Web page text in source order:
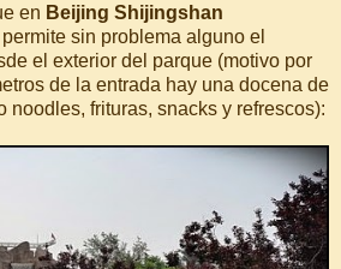
en Beijing Shijingshan
sin problema alguno el
el exterior del parque (motivo por
de la entrada hay una docena de
noodles, frituras, snacks y refrescos):